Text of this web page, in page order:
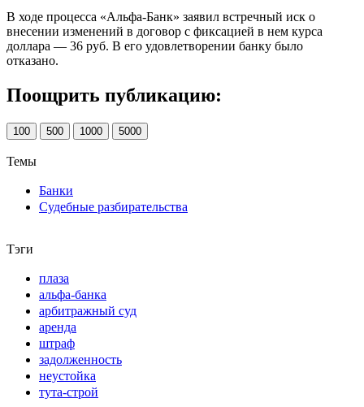
В ходе процесса «Альфа-Банк» заявил встречный иск о
внесении изменений в договор с фиксацией в нем курса
доллара — 36 руб. В его удовлетворении банку было
отказано.
Поощрить публикацию:
100 500 1000 5000
Темы
Банки
Судебные разбирательства
Тэги
плаза
альфа-банка
арбитражный суд
аренда
штраф
задолженность
неустойка
тута-строй